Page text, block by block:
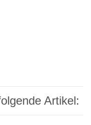
Artikel: